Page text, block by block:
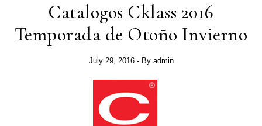
Catalogos Cklass 2016
Temporada de Otoño Invierno
July 29, 2016 - By admin